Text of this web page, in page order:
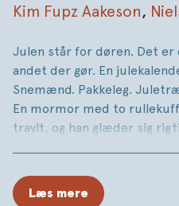
Kim Fupz Aakeson,
Julen står for døren. Det er
andet der gør. En
Snemænd. Pakkeleg.
En mormor med to
travlt, og han glæder sig
dag i december om julen og
at komme i julestemning af.
Læs mere